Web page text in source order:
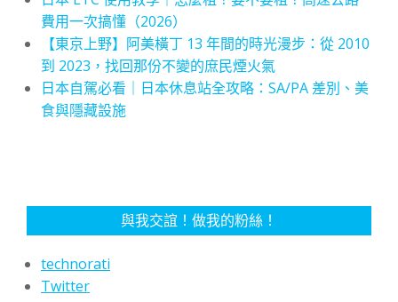
費用一次搞懂（2026）
【東京上野】阿美橫丁 13 年間的時光漫步：從 2010
到 2023，找回那份不變的庶民煙火氣
日本自駕必看｜日本休息站全攻略：SA/PA 差別、美
食與隱藏設施
與我交誼！做我的粉絲！
technorati
Twitter